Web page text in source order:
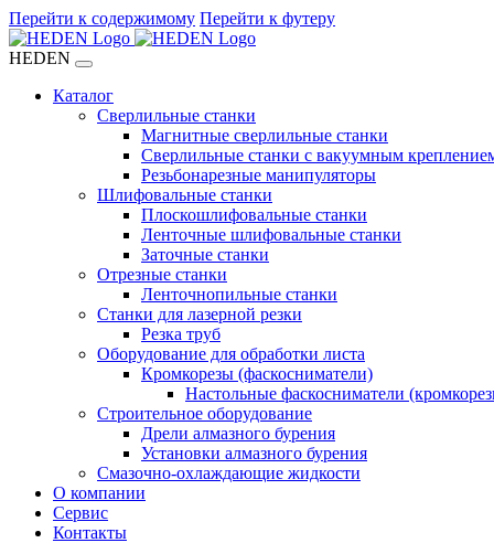
Перейти к содержимому Перейти к футеру
HEDEN
Каталог
Сверлильные станки
Магнитные сверлильные станки
Сверлильные станки с вакуумным
Резьбонарезные манипуляторы
Шлифовальные станки
Плоскошлифовальные станки
Ленточные шлифовальные станки
Заточные станки
Отрезные станки
Ленточнопильные станки
Станки для лазерной резки
Резка труб
Оборудование для обработки листа
Кромкорезы (фаскосниматели)
Настольные фаскосниматели
Строительное оборудование
Дрели алмазного бурения
Установки алмазного бурения
Смазочно-охлаждающие жидкости
О компании
Сервис
Контакты